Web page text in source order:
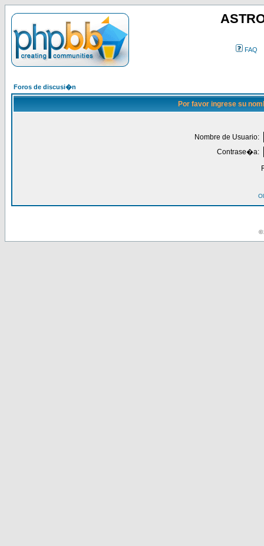
FAQ
Foros de discusi�n
Por favor ingrese su
Nombre de Usuario:
Contrase�a:
©